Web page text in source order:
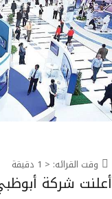
وقت القرائه: < 1 دقيقة
أعلنت شركة